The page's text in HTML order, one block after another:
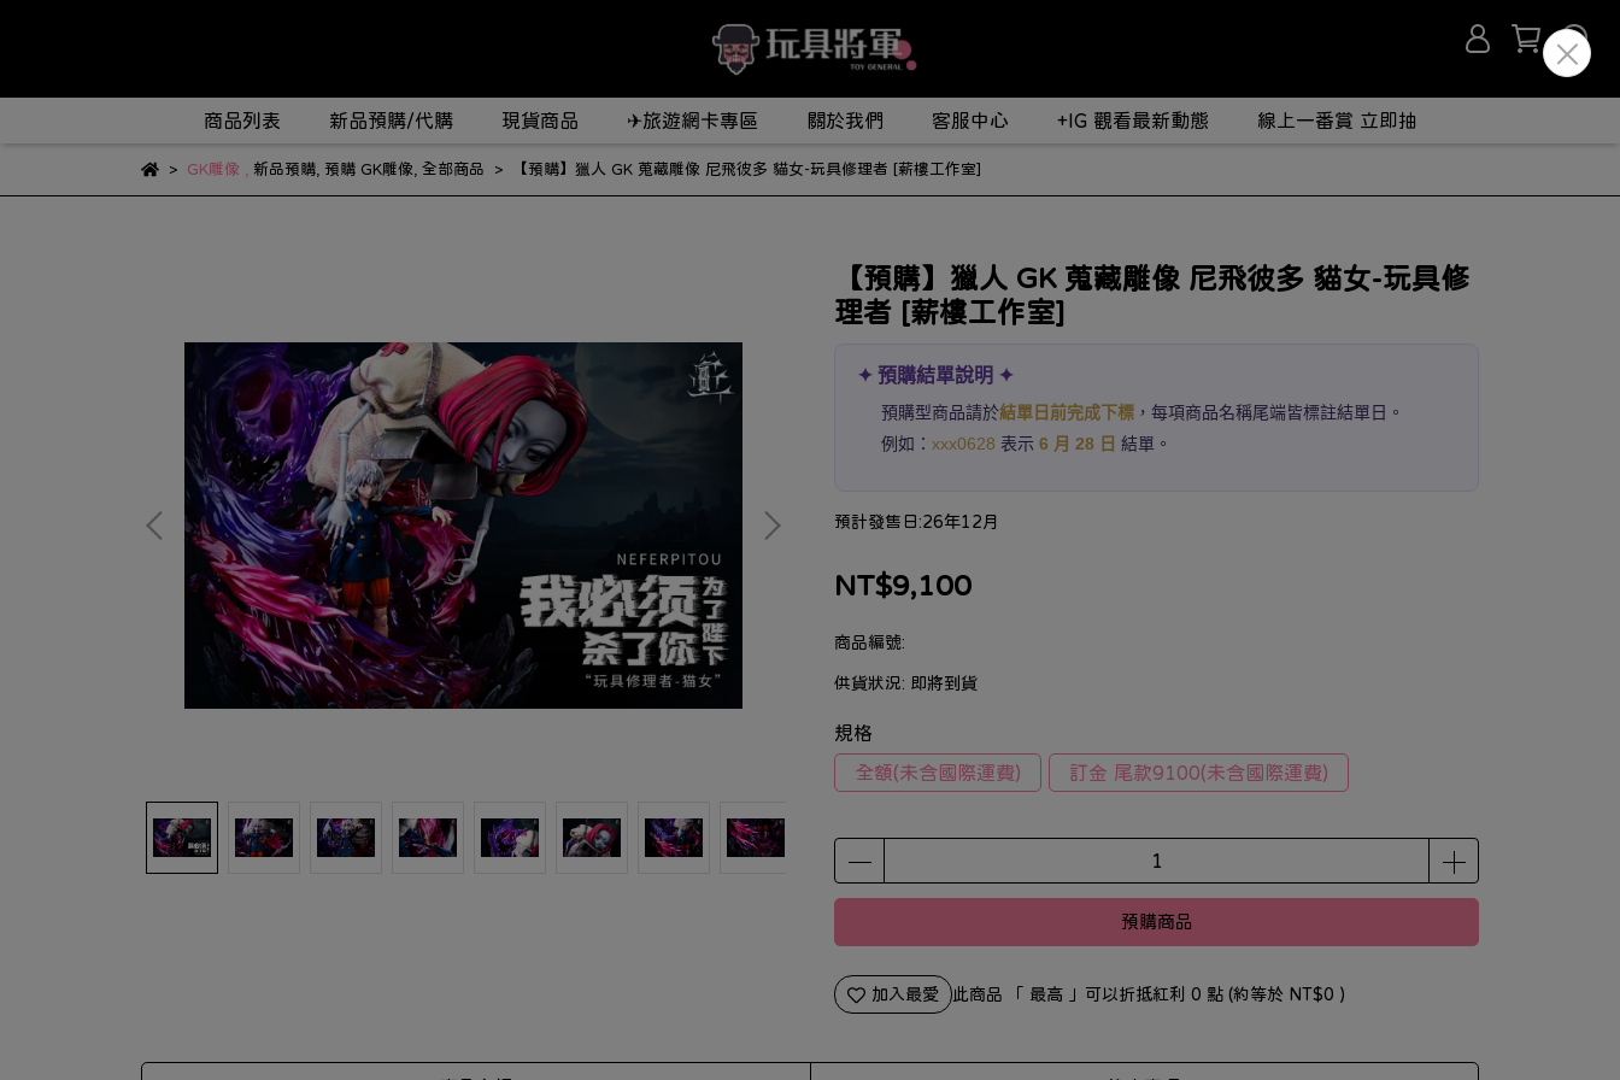
商品列表 新品預購/代購 現貨商品 ✈旅遊網卡專區 關於我們 客服中心 +IG 觀看最新動態 線上一番賞 立即抽
GK雕像 新品預購, 預購 GK雕像 全部商品 【預購】獵人 GK 蒐藏雕像 尼飛彼多 貓女-玩具修理者 [薪樓工作室]
【預購】獵人 GK 蒐藏雕像 尼飛彼多 貓女-玩具修
理者 [薪樓工作室]
✦ 預購結單說明 ✦
預購型商品請於結單日前完成下標 ，每項商品名稱尾端皆標註結單日。
例如： xxx0628 表示 6 月 28 日 結單。
預計發售日:26年12月
NT$9,100
商品編號:
供貨狀況: 即將到貨
規格
全額(未含國際運費)
訂金 尾款9100(未含國際運費)
預購商品
加入最愛 此商品 「 最高 」可以折抵紅利 0 點 (約等於 NT$0 )